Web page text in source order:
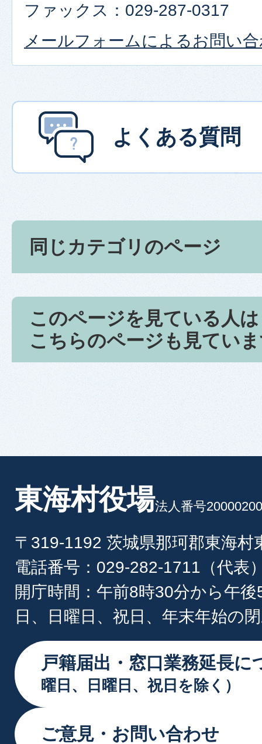
ファックス：029-287-0317
メールフォームによるお問い
よくある質問
同じカテゴリのページ
このページを見ている人は
こちらのページも見てい
東海村役場法人番号
〒319-1192 茨城県那珂郡東海村
電話番号：029-282-1711（代表
開庁時間：午前8時30分から午
日、日曜日、祝日、年末年始の
戸籍届出・窓口業務延長に
曜日、日曜日、祝日を除く）
ご意見・お問い合わせ